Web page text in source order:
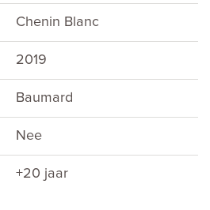
Chenin Blanc
2019
Baumard
Nee
+20 jaar